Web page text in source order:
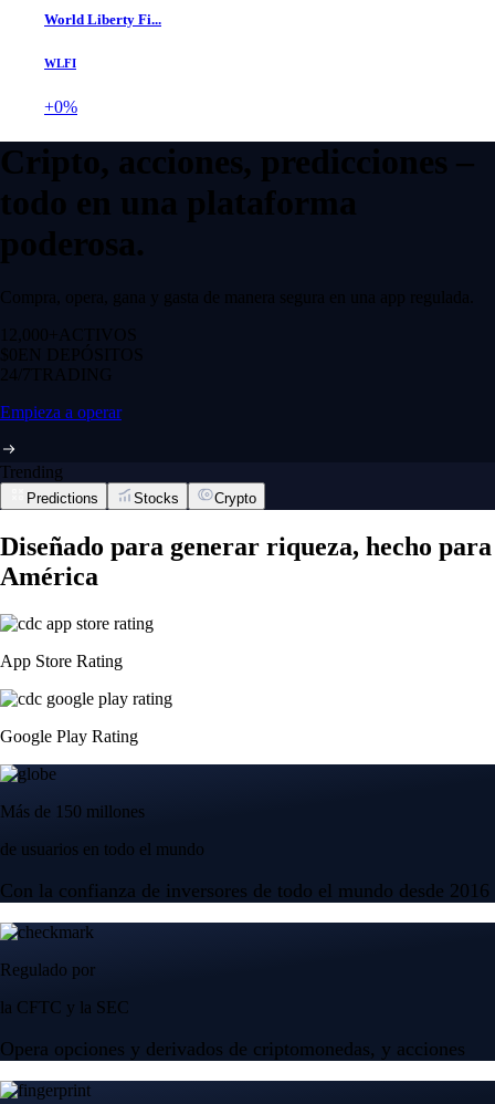
World Liberty Fi...
WLFI
+0%
Cripto, acciones, predicciones –
todo en una plataforma
poderosa.
Compra, opera, gana y gasta de manera segura en una app regulada.
12,000+ ACTIVOS
$0EN DEPÓSITOS
24/7 TRADING
Empieza a operar
Trending
Predictions Stocks Crypto
Diseñado para generar riqueza, hecho para
América
App Store Rating
Google Play Rating
Más de 150 millones
de usuarios en todo el mundo
Con la confianza de inversores de todo el mundo desde 2016
Regulado por
la CFTC y la SEC
Opera opciones y derivados de criptomonedas, y acciones